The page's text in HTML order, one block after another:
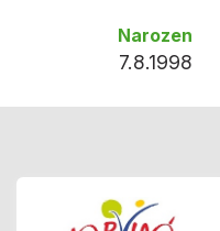
Narozen
7.8.1998